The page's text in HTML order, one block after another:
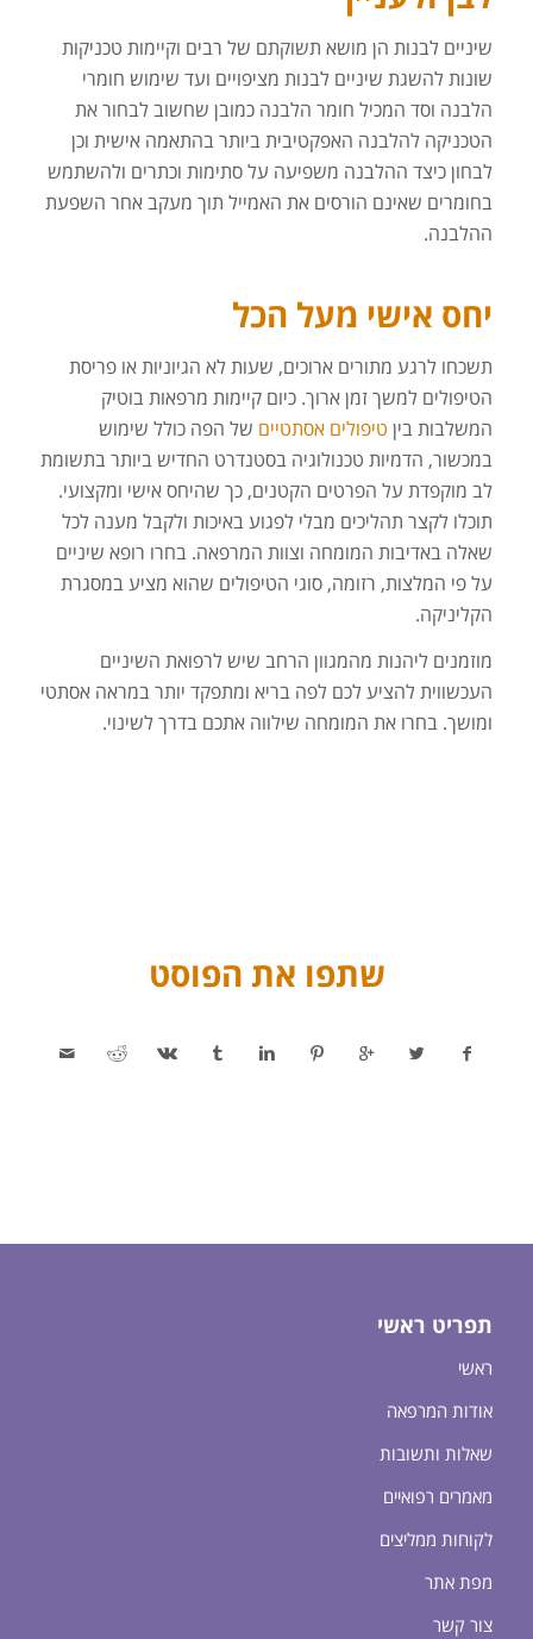
שיניים לבנות הן מושא תשוקתם של רבים וקיימות טכניקות
שונות להשגת שיניים לבנות מציפויים ועד שימוש חומרי
הלבנה וסד המכיל חומר הלבנה כמובן שחשוב לבחור את
הטכניקה להלבנה האפקטיבית ביותר בהתאמה אישית וכן
לבחון כיצד ההלבנה משפיעה על סתימות וכתרים ולהשתמש
בחומרים שאינם הורסים את האמייל תוך מעקב אחר השפעת
ההלבנה.
יחס אישי מעל הכל
תשכחו לרגע מתורים ארוכים, שעות לא הגיוניות או פריסת
הטיפולים למשך זמן ארוך. כיום קיימות מרפאות בוטיק
המשלבות בין טיפולים אסתטיים של הפה כולל שימוש
במכשור, הדמיות טכנולוגיה בסטנדרט החדיש ביותר בתשומת
לב מוקפדת על הפרטים הקטנים, כך שהיחס אישי ומקצועי.
תוכלו לקצר תהליכים מבלי לפגוע באיכות ולקבל מענה לכל
שאלה באדיבות המומחה וצוות המרפאה. בחרו רופא שיניים
על פי המלצות, רזומה, סוגי הטיפולים שהוא מציע במסגרת
הקליניקה.
מוזמנים ליהנות מהמגוון הרחב שיש לרפואת השיניים
העכשווית להציע לכם לפה בריא ומתפקד יותר במראה אסתטי
ומושך. בחרו את המומחה שילווה אתכם בדרך לשינוי.
שתפו את הפוסט
תפריט ראשי
ראשי
אודות המרפאה
שאלות ותשובות
מאמרים רפואיים
לקוחות ממליצים
מפת אתר
צור קשר